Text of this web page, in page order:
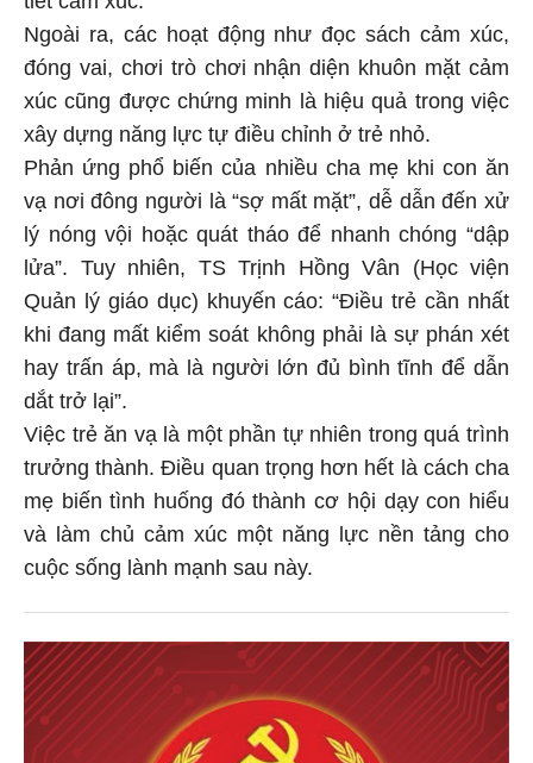
Ngoài ra, các hoạt động như đọc sách cảm xúc,
đóng vai, chơi trò chơi nhận diện khuôn mặt cảm
xúc cũng được chứng minh là hiệu quả trong việc
xây dựng năng lực tự điều chỉnh ở trẻ nhỏ.
Phản ứng phổ biến của nhiều cha mẹ khi con ăn
vạ nơi đông người là “sợ mất mặt”, dễ dẫn đến xử
lý nóng vội hoặc quát tháo để nhanh chóng “dập
lửa”. Tuy nhiên, TS Trịnh Hồng Vân (Học viện
Quản lý giáo dục) khuyến cáo: “Điều trẻ cần nhất
khi đang mất kiểm soát không phải là sự phán xét
hay trấn áp, mà là người lớn đủ bình tĩnh để dẫn
dắt trở lại”.
Việc trẻ ăn vạ là một phần tự nhiên trong quá trình
trưởng thành. Điều quan trọng hơn hết là cách cha
mẹ biến tình huống đó thành cơ hội dạy con hiểu
và làm chủ cảm xúc một năng lực nền tảng cho
cuộc sống lành mạnh sau này.